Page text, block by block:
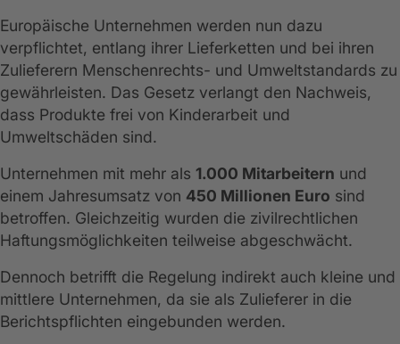
Europäische Unternehmen werden nun dazu
verpflichtet, entlang ihrer Lieferketten und bei ihren
Zulieferern Menschenrechts- und Umweltstandards zu
gewährleisten. Das Gesetz verlangt den Nachweis,
dass Produkte frei von Kinderarbeit und
Umweltschäden sind.
Unternehmen mit mehr als 1.000 Mitarbeitern und
einem Jahresumsatz von 450 Millionen Euro sind
betroffen. Gleichzeitig wurden die zivilrechtlichen
Haftungsmöglichkeiten teilweise abgeschwächt.
Dennoch betrifft die Regelung indirekt auch kleine und
mittlere Unternehmen, da sie als Zulieferer in die
Berichtspflichten eingebunden werden.